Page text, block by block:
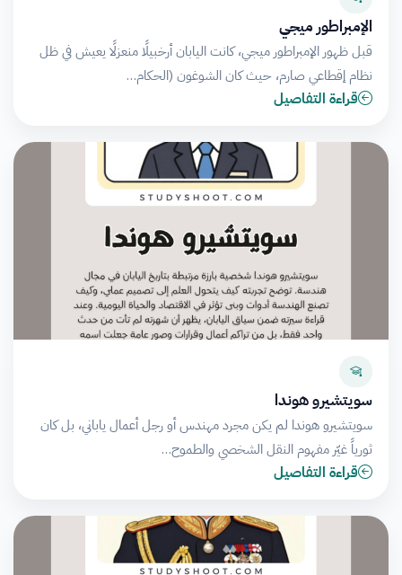
الإمبراطور ميجي
قبل ظهور الإمبراطور ميجي، كانت اليابان أرخبيلًا منعزلًا يعيش في ظل
نظام إقطاعي صارم، حيث كان الشوغون (الحكام…
قراءة التفاصيل
سويتشيرو هوندا
سويتشيرو هوندا لم يكن مجرد مهندس أو رجل أعمال ياباني، بل كان
ثورياً غيّر مفهوم النقل الشخصي والطموح…
قراءة التفاصيل